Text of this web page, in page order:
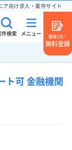
ア向け求人・案件サイト
件検索 メニュー
簡単1分！
無料登録
ト可 金融機関